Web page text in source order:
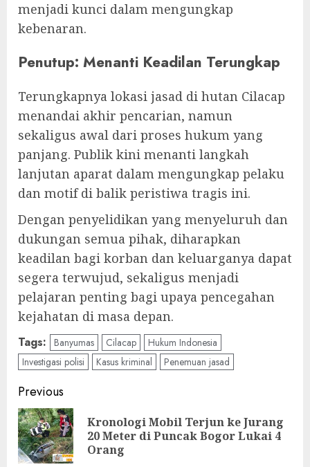
menjadi kunci dalam mengungkap
kebenaran.
Penutup: Menanti Keadilan Terungkap
Terungkapnya lokasi jasad di hutan Cilacap
menandai akhir pencarian, namun
sekaligus awal dari proses hukum yang
panjang. Publik kini menanti langkah
lanjutan aparat dalam mengungkap pelaku
dan motif di balik peristiwa tragis ini.
Dengan penyelidikan yang menyeluruh dan
dukungan semua pihak, diharapkan
keadilan bagi korban dan keluarganya dapat
segera terwujud, sekaligus menjadi
pelajaran penting bagi upaya pencegahan
kejahatan di masa depan.
Tags: Banyumas Cilacap
Hukum Indonesia
Investigasi polisi
Kasus kriminal Penemuan jasad
Post
navigation
Previous
Kronologi Mobil Terjun ke Jurang
20 Meter di Puncak Bogor Lukai 4
Orang